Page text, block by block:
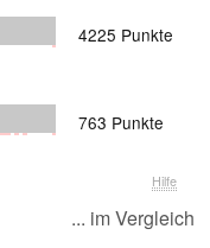
4225 Punkte
763 Punkte
Hilfe
... im Vergleich